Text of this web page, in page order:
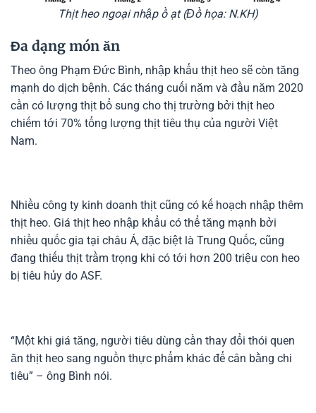
Thịt heo ngoại nhập ồ ạt (Đồ họa: N.KH)
Đa dạng món ăn
Theo ông Phạm Đức Bình, nhập khẩu thịt heo sẽ còn tăng
mạnh do dịch bệnh. Các tháng cuối năm và đầu năm 2020
cần có lượng thịt bổ sung cho thị trường bởi thịt heo
chiếm tới 70% tổng lượng thịt tiêu thụ của người Việt
Nam.
Nhiều công ty kinh doanh thịt cũng có kế hoạch nhập thêm
thịt heo. Giá thịt heo nhập khẩu có thể tăng mạnh bởi
nhiều quốc gia tại châu Á, đặc biệt là Trung Quốc, cũng
đang thiếu thịt trầm trọng khi có tới hơn 200 triệu con heo
bị tiêu hủy do ASF.
“Một khi giá tăng, người tiêu dùng cần thay đổi thói quen
ăn thịt heo sang nguồn thực phẩm khác để cân bằng chi
tiêu” – ông Bình nói.